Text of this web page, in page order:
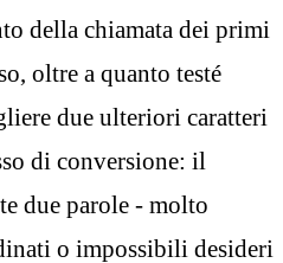
della chiamata dei primi
oltre a quanto testé
due ulteriori caratteri
di conversione: il
due parole - molto
o impossibili desideri